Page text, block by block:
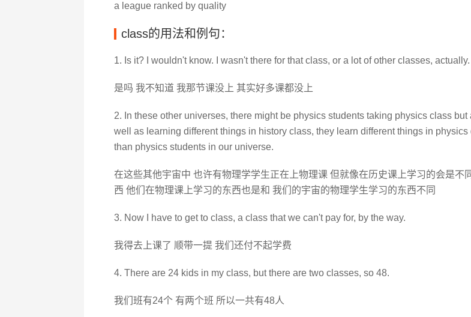
a league ranked by quality
class的用法和例句：
1. Is it? I wouldn't know. I wasn't there for that class, or a lot of other classes, actually.
是吗 我不知道 我那节课没上 其实好多课都没上
2. In these other universes, there might be physics students taking physics class but
well as learning different things in history class, they learn different things in physics
than physics students in our universe.
在这些其他宇宙中 也许有物理学学生正在上物理课 但就像在历史课上学习的会是不
西 他们在物理课上学习的东西也是和 我们的宇宙的物理学生学习的东西不同
3. Now I have to get to class, a class that we can't pay for, by the way.
我得去上课了 顺带一提 我们还付不起学费
4. There are 24 kids in my class, but there are two classes, so 48.
我们班有24个 有两个班 所以一共有48人